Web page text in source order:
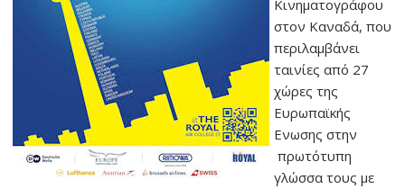
Κινηματογράφου
στον Καναδά, που
περιλαμβάνει
ταινίες από 27
χώρες της
Ευρωπαϊκής
Ενωσης στην
πρωτότυπη
γλώσσα τους με